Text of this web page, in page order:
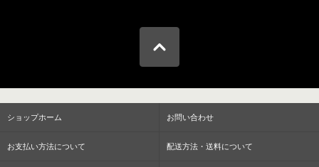
ショップホーム お問い合わせ
お支払い方法について 配送方法・送料について